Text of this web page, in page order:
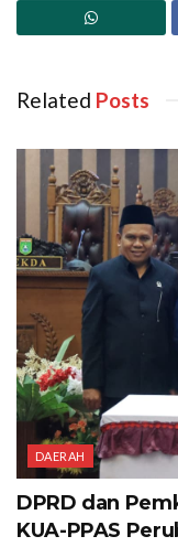
Related ‎ Posts
DAERAH
DPRD dan
KUA-PPAS